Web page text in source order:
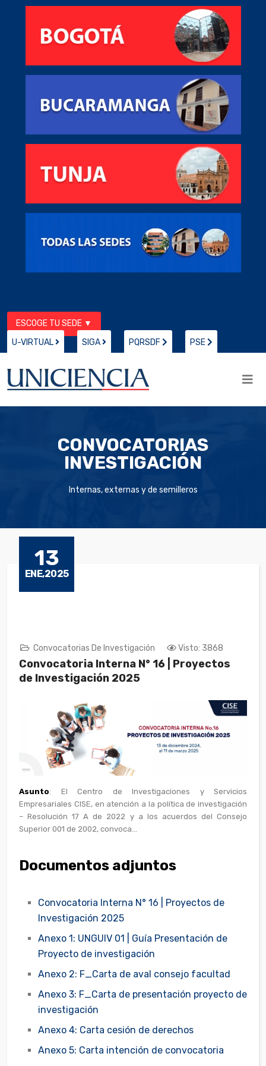
ESCOGE TU SEDE ▼
U-VIRTUAL
SIGA PQRSDF PSE
CONVOCATORIAS
INVESTIGACIÓN
Internas, externas y de semilleros
13
ENE,2025
Convocatorias De Investigación Visto: 3868
Convocatoria Interna N° 16 | Proyectos
de Investigación 2025
Asunto: El Centro de Investigaciones y Servicios
Empresariales CISE, en atención a la política de investigación
– Resolución 17 A de 2022 y a los acuerdos del Consejo
Superior 001 de 2002, convoca...
Documentos adjuntos
Convocatoria Interna N° 16 | Proyectos de
Investigación 2025
Anexo 1: UNGUIV 01 | Guía Presentación de
Proyecto de investigación
Anexo 2: F_Carta de aval consejo facultad
Anexo 3: F_Carta de presentación proyecto de
investigación
Anexo 4: Carta cesión de derechos
Anexo 5: Carta intención de convocatoria